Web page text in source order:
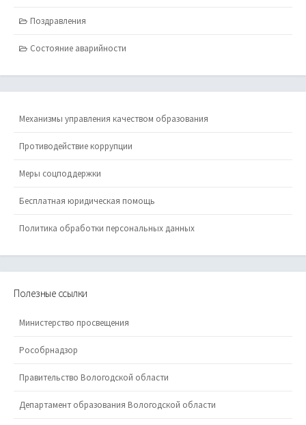
Поздравления
Состояние аварийности
Механизмы управления качеством образования
Противодействие коррупции
Меры соцподдержки
Бесплатная юридическая помощь
Политика обработки персональных данных
Полезные ссылки
Министерство просвещения
Рособрнадзор
Правительство Вологодской области
Департамент образования Вологодской области